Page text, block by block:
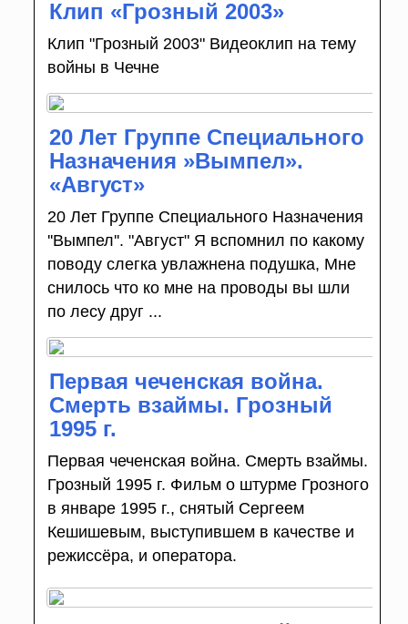
Клип «Грозный 2003»
Клип "Грозный 2003" Видеоклип на тему
войны в Чечне
20 Лет Группе Специального
Назначения »Вымпел».
«Август»
20 Лет Группе Специального Назначения
''Вымпел''. "Август" Я вспомнил по какому
поводу слегка увлажнена подушка, Мне
снилось что ко мне на проводы вы шли
по лесу друг ...
Первая чеченская война.
Смерть взаймы. Грозный
1995 г.
Первая чеченская война. Смерть взаймы.
Грозный 1995 г. Фильм о штурме Грозного
в январе 1995 г., снятый Сергеем
Кешишевым, выступившем в качестве и
режиссёра, и оператора.